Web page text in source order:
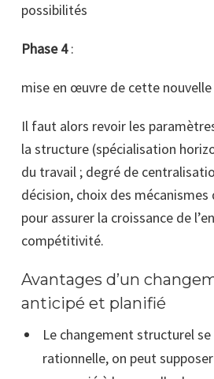
possibilités
Phase 4:
mise en œuvre de cette
Il faut alors revoir les
la structure (spécialisation
du travail ; degré de
décision, choix des
pour assurer la croissance de
compétitivité.
Avantages d’un
anticipé et planifié
Le changement structurel
rationnelle, on peut